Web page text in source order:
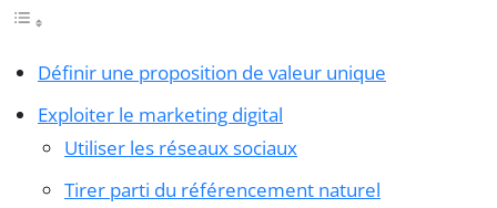
Définir une proposition de valeur unique
Exploiter le marketing digital
Utiliser les réseaux sociaux
Tirer parti du référencement naturel